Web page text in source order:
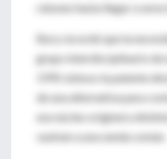
ratones hasta llegar a seres
Bory recordó que la
grupo interdisciplinario de
1995 obtuvo la patente
de una alternativa para
ese núcleo original a
vuelven a una senda común.